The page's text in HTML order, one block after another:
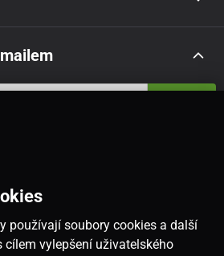
používají soubory cookies a další
cílem vylepšení uživatelského